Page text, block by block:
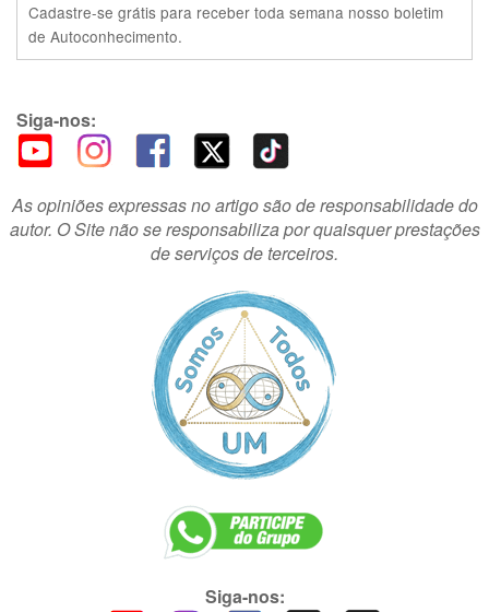
Cadastre-se grátis para receber toda semana nosso boletim
de Autoconhecimento.
Siga-nos:
As opiniões expressas no artigo são de responsabilidade do
autor. O Site não se responsabiliza por quaisquer prestações
de serviços de terceiros.
Siga-nos: